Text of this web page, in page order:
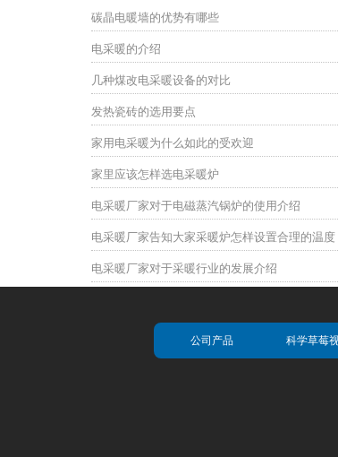
碳晶电暖墙的优势有哪些
电采暖的介绍
几种煤改电采暖设备的对比
发热瓷砖的选用要点
家用电采暖为什么如此的受欢迎
家里应该怎样选电采暖炉
电采暖厂家对于电磁蒸汽锅炉的使用介绍
电采暖厂家告知大家采暖炉怎样设置合理的温度
电采暖厂家对于采暖行业的发展介绍
公司产品 科学草莓